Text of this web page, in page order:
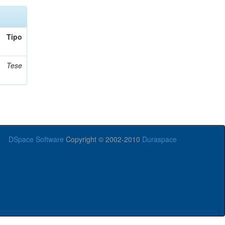
Tipo
Tese
DSpace Software Copyright © 2002-2010 Duraspace